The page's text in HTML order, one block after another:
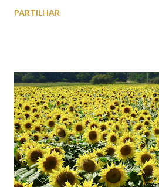
peças históricas cedidas pela IP
PARTILHAR